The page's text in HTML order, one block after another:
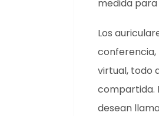
medida
Los
conferencia,
virtual, todo
compartida.
desean